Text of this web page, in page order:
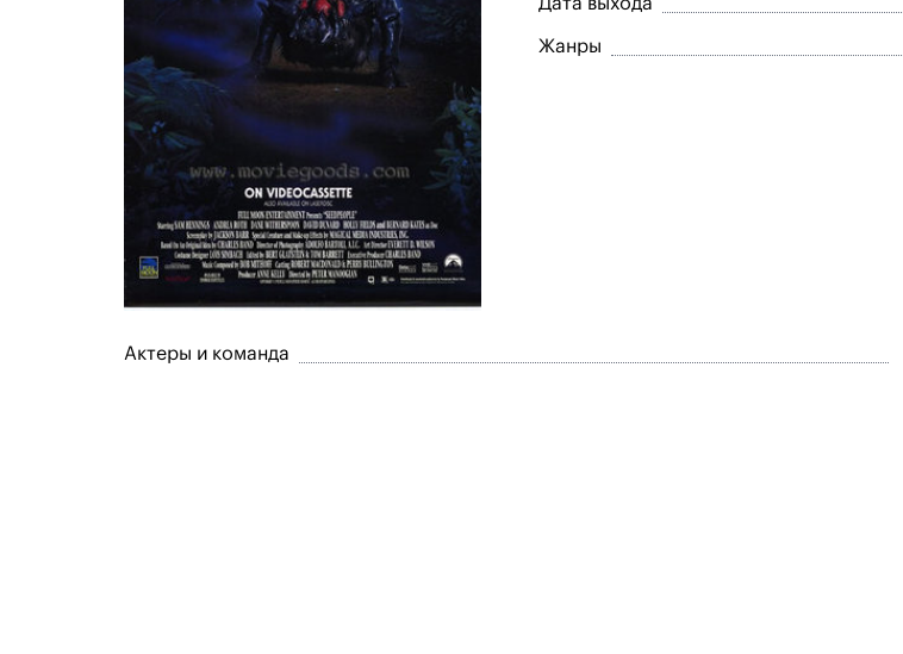
Жанры
Актеры и команда